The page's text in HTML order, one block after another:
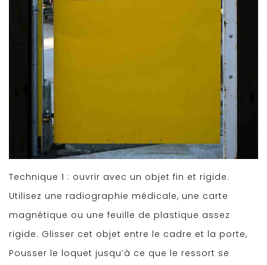
Technique 1 : ouvrir avec un objet fin et rigide.
Utilisez une radiographie médicale, une carte
magnétique ou une feuille de plastique assez
rigide. Glisser cet objet entre le cadre et la porte,
Pousser le loquet jusqu’à ce que le ressort se